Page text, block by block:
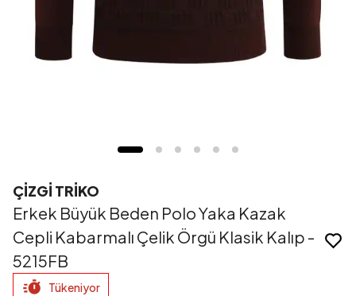
ÇİZGİ TRİKO
Erkek Büyük Beden Polo Yaka Kazak
Cepli Kabarmalı Çelik Örgü Klasik Kalıp -
5215FB
Tükeniyor